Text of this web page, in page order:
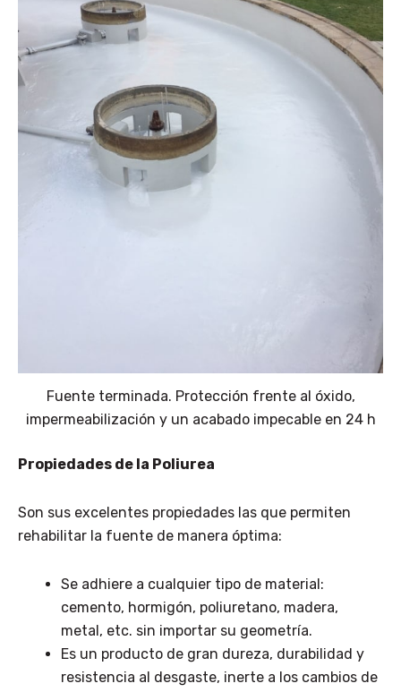
Fuente terminada. Protección frente al óxido,
impermeabilización y un acabado impecable en 24 h
Propiedades de la Poliurea
Son sus excelentes propiedades las que permiten
rehabilitar la fuente de manera óptima:
Se adhiere a cualquier tipo de material:
cemento, hormigón, poliuretano, madera,
metal, etc. sin importar su geometría.
Es un producto de gran dureza, durabilidad y
resistencia al desgaste, inerte a los cambios de